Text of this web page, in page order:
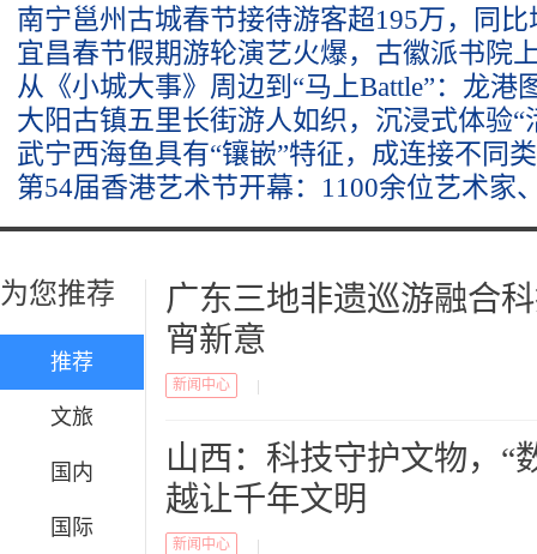
南宁邕州古城春节接待游客超195万，同比
宜昌春节假期游轮演艺火爆，古徽派书院
从《小城大事》周边到“马上Battle”：龙港
大阳古镇五里长街游人如织，沉浸式体验“
武宁西海鱼具有“镶嵌”特征，成连接不同
第54届香港艺术节开幕：1100余位艺术家
为您推荐
推荐
文旅
国内
国际
广东三地非遗巡游融合
宵新意
新闻中心
山西：科技守护文物，“
越让千年文明
新闻中心